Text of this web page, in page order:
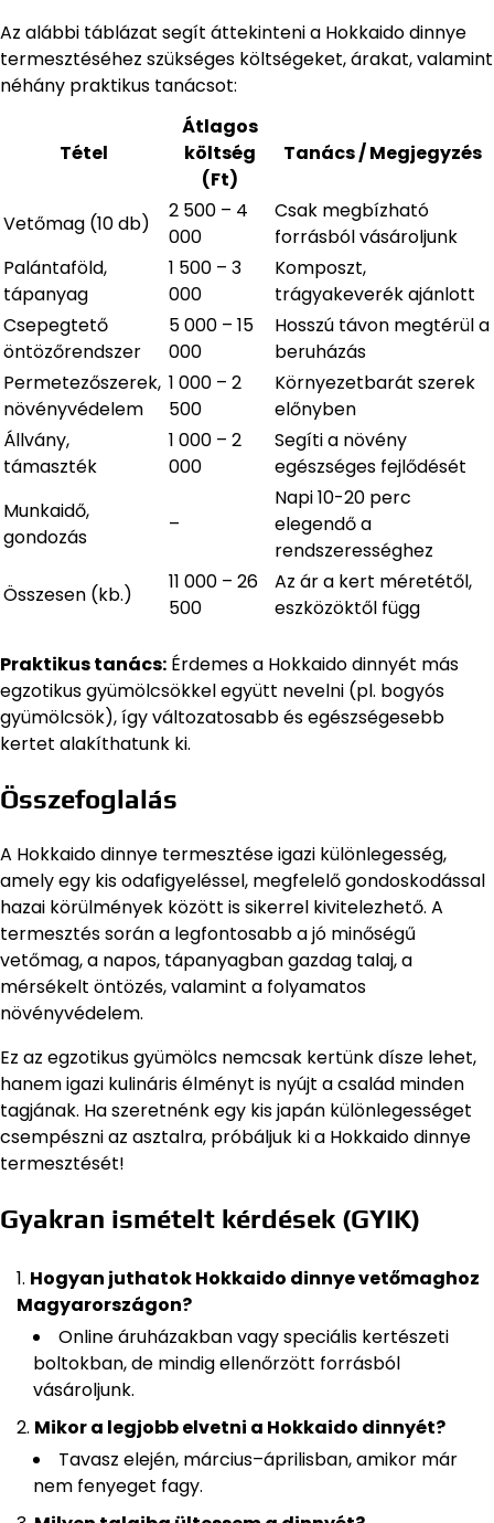
Az alábbi táblázat segít áttekinteni a Hokkaido dinnye
termesztéséhez szükséges költségeket, árakat, valamint
néhány praktikus tanácsot:
Tétel
Átlagos
költség
(Ft)
Tanács / Megjegyzés
Vetőmag (10 db)
2 500 – 4
000
Csak megbízható
forrásból vásároljunk
Palántaföld,
tápanyag
1 500 – 3
000
Komposzt,
trágyakeverék ajánlott
Csepegtető
öntözőrendszer
5 000 – 15
000
Hosszú távon megtérül a
beruházás
Permetezőszerek,
növényvédelem
1 000 – 2
500
Környezetbarát szerek
előnyben
Állvány,
támaszték
1 000 – 2
000
Segíti a növény
egészséges fejlődését
Munkaidő,
gondozás
–
Napi 10-20 perc
elegendő a
rendszerességhez
Összesen (kb.)
11 000 – 26
500
Az ár a kert méretétől,
eszközöktől függ
Praktikus tanács: Érdemes a Hokkaido dinnyét más
egzotikus gyümölcsökkel együtt nevelni (pl. bogyós
gyümölcsök), így változatosabb és egészségesebb
kertet alakíthatunk ki.
Összefoglalás
A Hokkaido dinnye termesztése igazi különlegesség,
amely egy kis odafigyeléssel, megfelelő gondoskodással
hazai körülmények között is sikerrel kivitelezhető. A
termesztés során a legfontosabb a jó minőségű
vetőmag, a napos, tápanyagban gazdag talaj, a
mérsékelt öntözés, valamint a folyamatos
növényvédelem.
Ez az egzotikus gyümölcs nemcsak kertünk dísze lehet,
hanem igazi kulináris élményt is nyújt a család minden
tagjának. Ha szeretnénk egy kis japán különlegességet
csempészni az asztalra, próbáljuk ki a Hokkaido dinnye
termesztését!
Gyakran ismételt kérdések (GYIK)
Hogyan juthatok Hokkaido dinnye vetőmaghoz
Magyarországon?
Online áruházakban vagy speciális kertészeti
boltokban, de mindig ellenőrzött forrásból
vásároljunk.
Mikor a legjobb elvetni a Hokkaido dinnyét?
Tavasz elején, március–áprilisban, amikor már
nem fenyeget fagy.